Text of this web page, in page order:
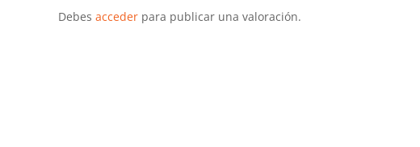
Debes acceder para publicar una valoración.